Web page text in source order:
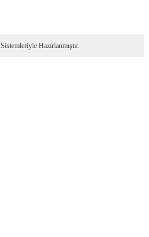
Sistemleriyle Hazırlanmıştır.